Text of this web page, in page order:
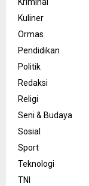
Kriminal
Kuliner
Ormas
Pendidikan
Politik
Redaksi
Religi
Seni & Budaya
Sosial
Sport
Teknologi
TNI